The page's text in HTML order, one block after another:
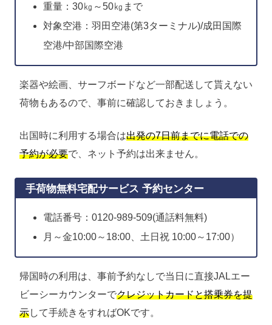
重量：30㎏～50㎏まで
対象空港：羽田空港(第3ターミナル)/成田国際
空港/中部国際空港
楽器や絵画、サーフボードなど一部配送して貰えない
荷物もあるので、事前に確認しておきましょう。
出国時に利用する場合は出発の7日前までに電話での
予約が必要で、ネット予約は出来ません。
手荷物無料宅配サービス 予約センター
電話番号：0120-989-509(通話料無料)
月～金10:00～18:00、土日祝 10:00～17:00）
帰国時の利用は、事前予約なしで当日に直接JALエー
ビーシーカウンターでクレジットカードと搭乗券を提
示して手続きをすればOKです。